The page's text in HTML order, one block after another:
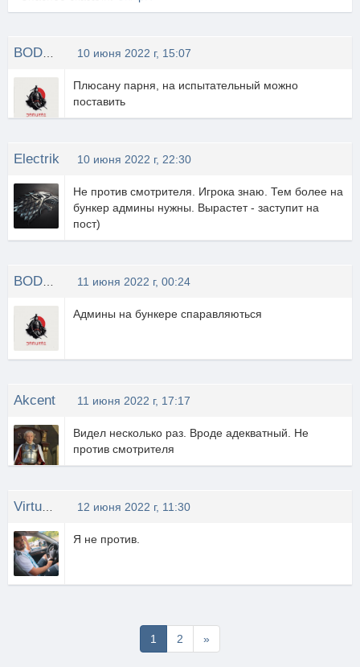
10 июня 2022 г, 15:07
Плюсану парня, на испытательный можно
поставить
Electrik 10 июня 2022 г, 22:30
Не против смотрителя. Игрока знаю. Тем более на
бункер админы нужны. Вырастет - заступит на
пост)
11 июня 2022 г, 00:24
Админы на бункере спаравляються
Akcent 11 июня 2022 г, 17:17
Видел несколько раз. Вроде адекватный. Не
против смотрителя
12 июня 2022 г, 11:30
Я не против.
1 2 »Последняя